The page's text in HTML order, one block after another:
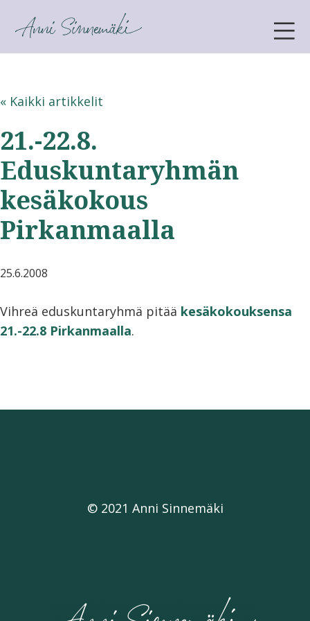
ANNI SINNEMÄKI
« Kaikki artikkelit
21.-22.8.
Eduskuntaryhmän
kesäkokous
Pirkanmaalla
25.6.2008
Vihreä eduskuntaryhmä pitää kesäkokouksensa
21.-22.8 Pirkanmaalla.
© 2021 Anni Sinnemäki